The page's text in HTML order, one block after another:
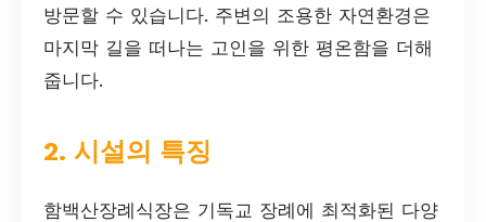
방문할 수 있습니다. 주변의 조용한 자연환경은
마지막 길을 떠나는 고인을 위한 평온함을 더해
줍니다.
2. 시설의 특징
함백산장례식장은 기독교 장례에 최적화된 다양